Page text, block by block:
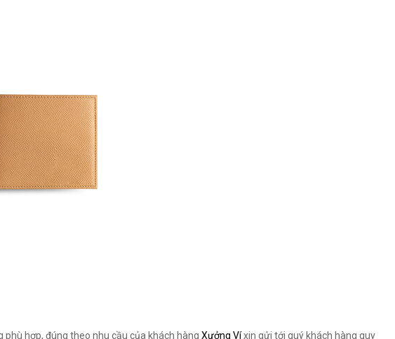
hợp, đúng theo nhu cầu của khách hàng Xưởng Víxin gửi tới quý khách hàng quy